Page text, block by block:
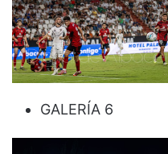
GALERÍA 6